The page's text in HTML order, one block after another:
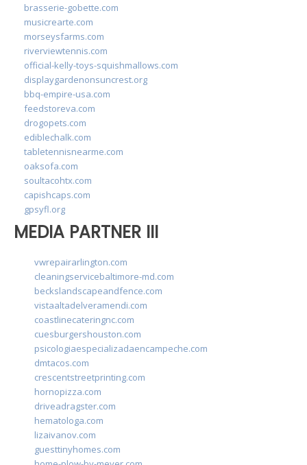
brasserie-gobette.com
musicrearte.com
morseysfarms.com
riverviewtennis.com
official-kelly-toys-squishmallows.com
displaygardenonsuncrest.org
bbq-empire-usa.com
feedstoreva.com
drogopets.com
ediblechalk.com
tabletennisnearme.com
oaksofa.com
soultacohtx.com
capishcaps.com
gpsyfl.org
MEDIA PARTNER III
vwrepairarlington.com
cleaningservicebaltimore-md.com
beckslandscapeandfence.com
vistaaltadelveramendi.com
coastlinecateringnc.com
cuesburgershouston.com
psicologiaespecializadaencampeche.com
dmtacos.com
crescentstreetprinting.com
hornopizza.com
driveadragster.com
hematologa.com
lizaivanov.com
guesttinyhomes.com